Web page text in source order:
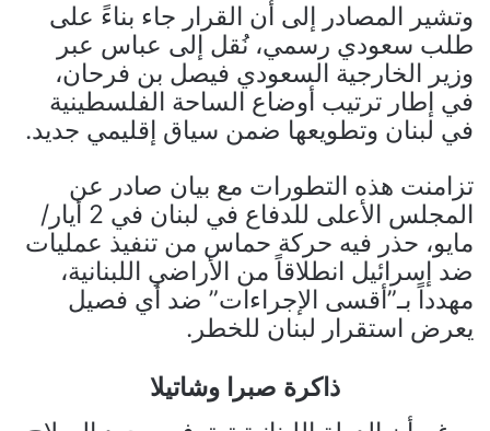
وتشير المصادر إلى أن القرار جاء بناءً على
طلب سعودي رسمي، نُقل إلى عباس عبر
وزير الخارجية السعودي فيصل بن فرحان،
في إطار ترتيب أوضاع الساحة الفلسطينية
في لبنان وتطويعها ضمن سياق إقليمي جديد.
تزامنت هذه التطورات مع بيان صادر عن
المجلس الأعلى للدفاع في لبنان في 2 أيار/
مايو، حذر فيه حركة حماس من تنفيذ عمليات
ضد إسرائيل انطلاقاً من الأراضي اللبنانية،
مهدداً بـ”أقسى الإجراءات” ضد أي فصيل
يعرض استقرار لبنان للخطر.
ذاكرة صبرا وشاتيلا